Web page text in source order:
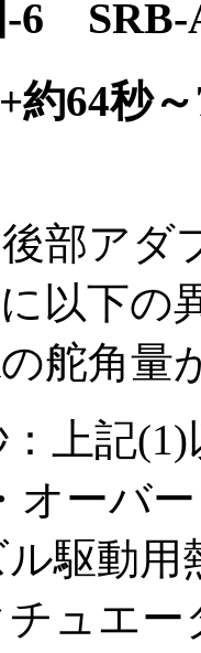
-6 SRB-
約64秒
部アダ
以下の
舵角量
：上記
オーバー
駆動用
ュエ